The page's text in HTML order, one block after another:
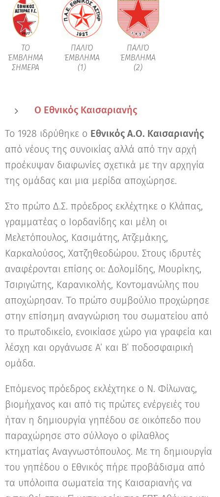
ΤΟ
ΈΜΒΛΗΜΑ
ΣΗΜΕΡΑ
ΠΑΛΙΌ
ΈΜΒΛΗΜΑ
(1)
ΠΑΛΙΌ
ΈΜΒΛΗΜΑ
(2)
Ο Εθνικός Καισαριανής
Το 1928 ιδρύθηκε ο Εθνικός Α.Ο. Καισαριανής
από νέους της συνοικίας αλλά από την αρχή
προέκυψαν διαφωνίες σχετικά με την αρχηγία
της ομάδας και μια μερίδα αποχώρησε.
Στο πρώτο Δ.Σ. πρόεδρος εκλέχτηκε ο Κλάπας,
γραμματέας ο Ιορδανίδης και μέλη οι
Μελετόπουλος, Κασιμάτης, Ατζεμάκης,
Καρκαλούσος, Χατζηθεοδώρου. Στους ιδρυτές
αναφέρονται επίσης οι: Δολομίδης, Μουρίκης,
Τσιριγώτης, Καρανικολής, Κοντομανώλης που
αποχώρησαν. Το πρώτο συμβούλιο προχώρησε
στην επίσημη αναγνώριση του σωματείου από
το πρωτοδικείο, ενοικίασε χώρο για γραφεία και
λέσχη και οργάνωσε Α΄ και Β΄ ποδοσφαιρική
ομάδα.
Επόμενος πρόεδρος εκλέχτηκε ο Ν. Φίλωνας,
βιομήχανος και από τις πρώτες ενέργειές του
ήταν η δημιουργία γηπέδου σε οικόπεδο που
παραχώρησε στο σύλλογο ο φίλαθλος
κτηματίας Αναγνωστόπουλος. Με τη δημιουργία
του γηπέδου ο Εθνικός πήρε προβάδισμα από
τα υπόλοιπα σωματεία της Καισαριανής να